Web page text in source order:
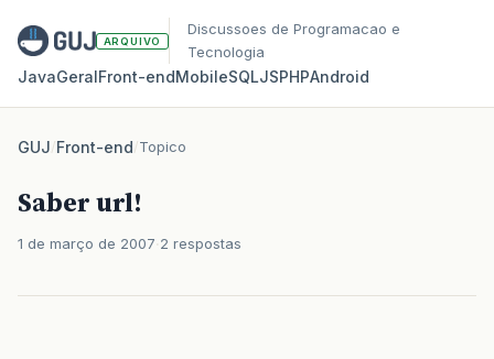
ARQUIVO
Discussoes de Programacao e
Tecnologia
JavaGeralFront‑endMobileSQLJSPHPAndroid
GUJ/Front-end/Topico
Saber url!
1 de março de 2007 2 respostas